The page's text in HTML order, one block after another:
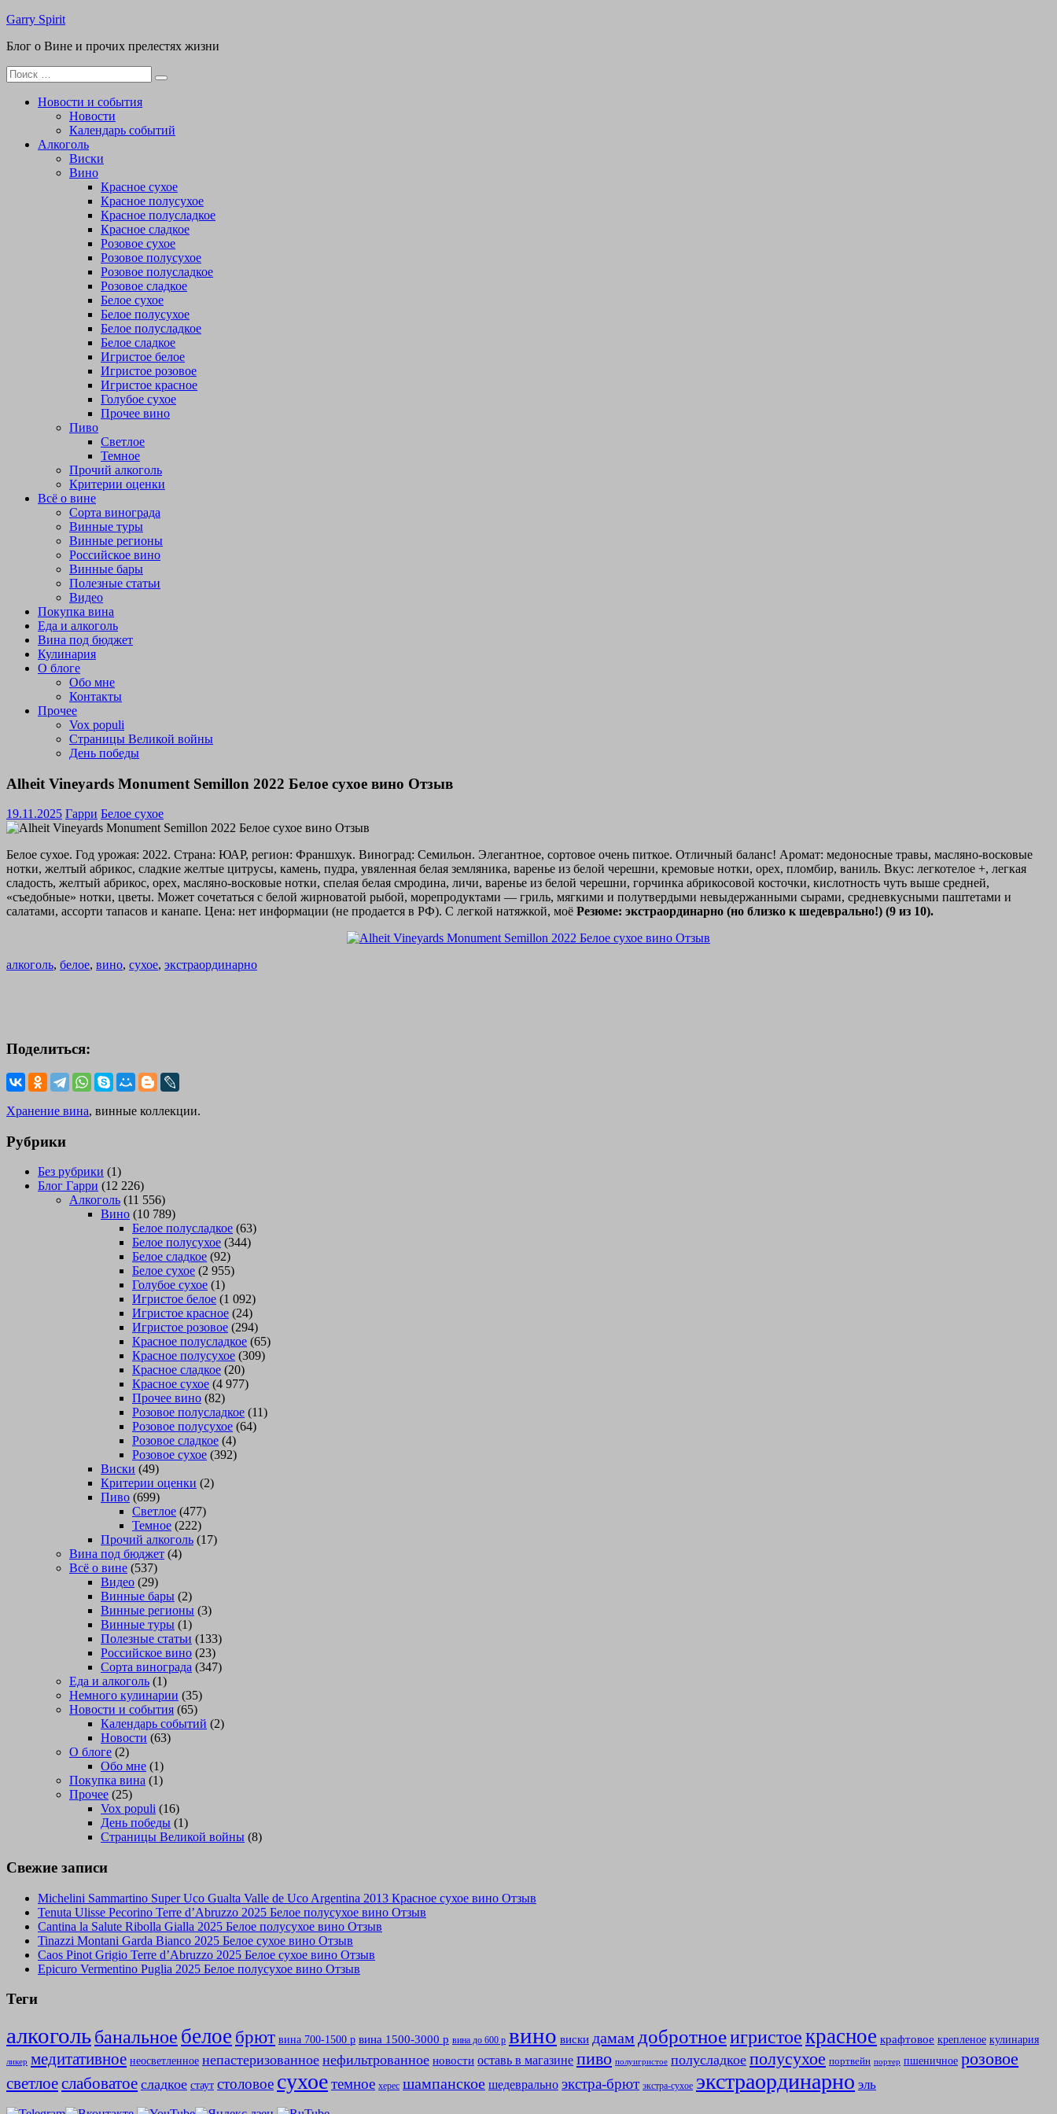
Перейти
содержимому
Garry Spirit
Блог о Вине и прочих прелестях жизни
Поиск
для:
Новости и события
Новости
Календарь событий
Алкоголь
Виски
Вино
Красное сухое
Красное полусухое
Красное полусладкое
Красное сладкое
Розовое сухое
Розовое полусухое
Розовое полусладкое
Розовое сладкое
Белое сухое
Белое полусухое
Белое полусладкое
Белое сладкое
Игристое белое
Игристое розовое
Игристое красное
Голубое сухое
Прочее вино
Пиво
Светлое
Темное
Прочий алкоголь
Критерии оценки
Всё о вине
Сорта винограда
Винные туры
Винные регионы
Российское вино
Винные бары
Полезные статьи
Видео
Покупка вина
Еда и алкоголь
Вина под бюджет
Кулинария
О блоге
Обо мне
Контакты
Прочее
Vox populi
Страницы Великой войны
День победы
Alheit Vineyards Monument Semillon 2022 Белое сухое вино Отзыв
19.11.2025 Гарри Белое сухое
Белое сухое. Год урожая: 2022. Страна: ЮАР, регион: Франшхук. Виноград: Семильон. Элегантное, сортовое очень питкое. Отличный баланс! Аромат: медоносные травы, масляно-восковые
нотки, желтый абрикос, сладкие желтые цитрусы, камень, пудра, увяленная белая земляника, варенье из белой черешни, кремовые нотки, орех, пломбир, ваниль. Вкус: легкотелое +, легкая
сладость, желтый абрикос, орех, масляно-восковые нотки, спелая белая смродина, личи, варенье из белой черешни, горчинка абрикосовой косточки, кислотность чуть выше средней,
«съедобные» нотки, цветы. Может сочетаться с белой жирноватой рыбой, морепродуктами — гриль, мягкими и полутвердыми невыдержанными сырами, средневкусными паштетами и
салатами, ассорти тапасов и канапе. Цена: нет информации (не продается в РФ). С легкой натяжкой, моё Резюме: экстраординарно (но близко к шедеврально!) (9 из 10).
алкоголь, белое, вино, сухое, экстраординарно
Поделиться:
Хранение вина, винные коллекции.
Рубрики
Без рубрики (1)
Блог Гарри (12 226)
Алкоголь (11 556)
Вино (10 789)
Белое полусладкое (63)
Белое полусухое (344)
Белое сладкое (92)
Белое сухое (2 955)
Голубое сухое (1)
Игристое белое (1 092)
Игристое красное (24)
Игристое розовое (294)
Красное полусладкое (65)
Красное полусухое (309)
Красное сладкое (20)
Красное сухое (4 977)
Прочее вино (82)
Розовое полусладкое (11)
Розовое полусухое (64)
Розовое сладкое (4)
Розовое сухое (392)
Виски (49)
Критерии оценки (2)
Пиво (699)
Светлое (477)
Темное (222)
Прочий алкоголь (17)
Вина под бюджет (4)
Всё о вине (537)
Видео (29)
Винные бары (2)
Винные регионы (3)
Винные туры (1)
Полезные статьи (133)
Российское вино (23)
Сорта винограда (347)
Еда и алкоголь (1)
Немного кулинарии (35)
Новости и события (65)
Календарь событий (2)
Новости (63)
О блоге (2)
Обо мне (1)
Покупка вина (1)
Прочее (25)
Vox populi (16)
День победы (1)
Страницы Великой войны (8)
Свежие записи
Michelini Sammartino Super Uco Gualta Valle de Uco Argentina 2013 Красное сухое вино Отзыв
Tenuta Ulisse Pecorino Terre d’Abruzzo 2025 Белое полусухое вино Отзыв
Cantina la Salute Ribolla Gialla 2025 Белое полусухое вино Отзыв
Tinazzi Montani Garda Bianco 2025 Белое сухое вино Отзыв
Caos Pinot Grigio Terre d’Abruzzo 2025 Белое сухое вино Отзыв
Epicuro Vermentino Puglia 2025 Белое полусухое вино Отзыв
Теги
алкогольбанальное белое брют вина 700-1500 р вина 1500-3000 р вина до 600 р вино виски дамам добротноеигристоекрасное крафтовое крепленое кулинария
ликер медитативное неосветленное непастеризованное нефильтрованное новости оставь в магазине пиво полуигристое полусладкое полусухое портвейн портер пшеничное розовое
светлоеслабоватое сладкое стаут столовое сухоетемное херес шампанское шедеврально экстра-брют экстра-сухое экстраординарно эль